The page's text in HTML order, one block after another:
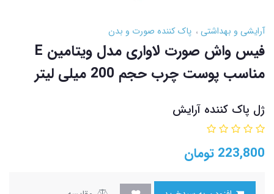
آرایشی و بهداشتی پاک کننده صورت و بدن
فیس واش صورت لاواری مدل ویتامین E
مناسب پوست چرب حجم 200 میلی لیتر
ژل پاک کننده آرایش
223,800 تومان